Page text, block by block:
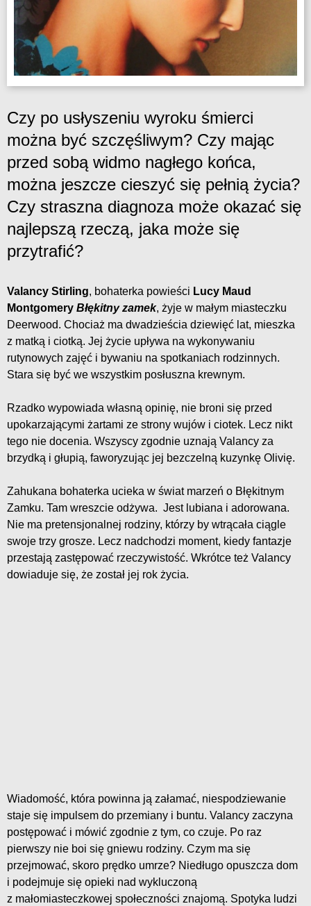
Czy po usłyszeniu wyroku śmierci
można być szczęśliwym? Czy mając
przed sobą widmo nagłego końca,
można jeszcze cieszyć się pełnią życia?
Czy straszna diagnoza może okazać się
najlepszą rzeczą, jaka może się
przytrafić?
Valancy Stirling, bohaterka powieści Lucy Maud
Montgomery Błękitny zamek, żyje w małym miasteczku
Deerwood. Chociaż ma dwadzieścia dziewięć lat, mieszka
z matką i ciotką. Jej życie upływa na wykonywaniu
rutynowych zajęć i bywaniu na spotkaniach rodzinnych.
Stara się być we wszystkim posłuszna krewnym.
Rzadko wypowiada własną opinię, nie broni się przed
upokarzającymi żartami ze strony wujów i ciotek. Lecz nikt
tego nie docenia. Wszyscy zgodnie uznają Valancy za
brzydką i głupią, faworyzując jej bezczelną kuzynkę Olivię.
Zahukana bohaterka ucieka w świat marzeń o Błękitnym
Zamku. Tam wreszcie odżywa. Jest lubiana i adorowana.
Nie ma pretensjonalnej rodziny, którzy by wtrącała ciągle
swoje trzy grosze. Lecz nadchodzi moment, kiedy fantazje
przestają zastępować rzeczywistość. Wkrótce też Valancy
dowiaduje się, że został jej rok życia.
Wiadomość, która powinna ją załamać, niespodziewanie
staje się impulsem do przemiany i buntu. Valancy zaczyna
postępować i mówić zgodnie z tym, co czuje. Po raz
pierwszy nie boi się gniewu rodziny. Czym ma się
przejmować, skoro prędko umrze? Niedługo opuszcza dom
i podejmuje się opieki nad wykluczoną
z małomiasteczkowej społeczności znajomą. Spotyka ludzi